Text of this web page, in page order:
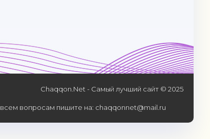
Chaqqon.Net - Самый лучший сайт © 2025
вопросам пишите на: chaqqonnet@mail.ru